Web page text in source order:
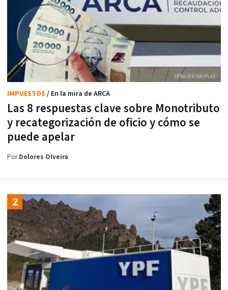
Las 8 respuestas clave sobre Monotributo
y recategorización de oficio y cómo se
puede apelar
IMPUESTOS / En la mira de ARCA
PorDolores Olveira